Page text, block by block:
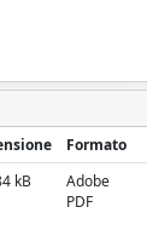
Formato
kB
Adobe
PDF